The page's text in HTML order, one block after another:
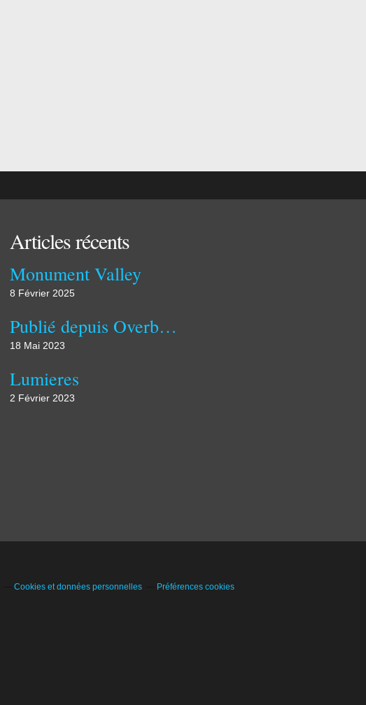
Articles récents
Monument Valley
8 Février 2025
Publié depuis Overblog
18 Mai 2023
Lumieres
2 Février 2023
Cookies et données personnelles Préférences cookies